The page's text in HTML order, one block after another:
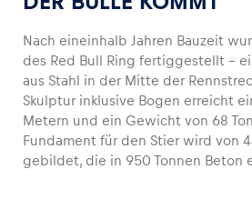
Nach eineinhalb Jahren Bauzeit
des Red Bull Ring fertiggestellt –
aus Stahl in der Mitte der
Skulptur inklusive Bogen erreicht
Metern und ein Gewicht von 68
Fundament für den Stier wird von
gebildet, die in 950 Tonnen Beton